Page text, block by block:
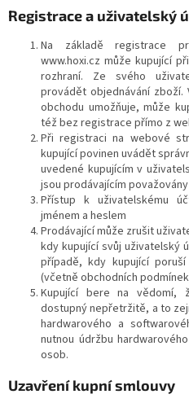
Registrace a uživatelský
Na základě registrace
www.hoxi.cz může kupující
rozhraní. Ze svého
provádět objednávání
obchodu umožňuje, může
též bez registrace přímo z
Při registraci na webové
kupující povinen uvádět
uvedené kupujícím v
jsou prodávajícím
Přístup k uživatelskému
jménem a heslem
Prodávající může zrušit
kdy kupující svůj uživatelský
případě, kdy kupující
(včetně obchodních
Kupující bere na vědomí,
dostupný nepřetržitě, a to
hardwarového a
nutnou údržbu
osob.
Uzavření kupní smlouvy